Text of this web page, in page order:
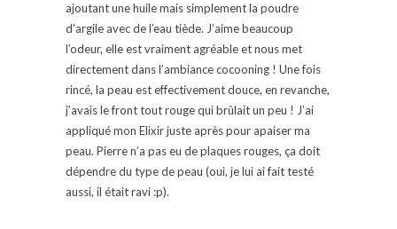
ajoutant une huile mais simplement la poudre
d’argile avec de l’eau tiède. J’aime beaucoup
l’odeur, elle est vraiment agréable et nous met
directement dans l’ambiance cocooning ! Une fois
rincé, la peau est effectivement douce, en revanche,
j’avais le front tout rouge qui brûlait un peu ! J’ai
appliqué mon Elixir juste après pour apaiser ma
peau. Pierre n’a pas eu de plaques rouges, ça doit
dépendre du type de peau (oui, je lui ai fait testé
aussi, il était ravi :p).